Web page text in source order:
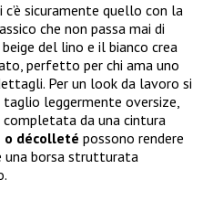
sicuramente quello con la
che non passa mai di
del lino e il bianco crea
perfetto per chi ama uno
Per un look da lavoro si
taglio leggermente oversize,
da una cintura
o décolleté possono rendere
una borsa strutturata